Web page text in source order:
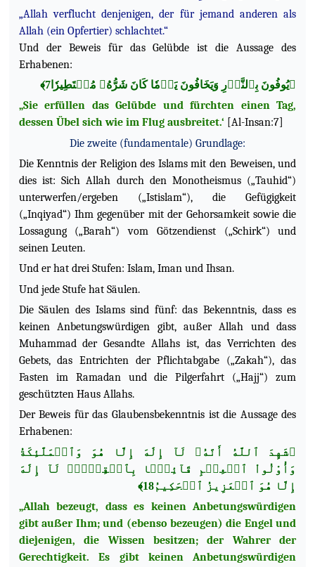
„Allah verflucht denjenigen, der für jemand anderen als
Allah (ein Opfertier) schlachtet.“
Und der Beweis für das Gelübde ist die Aussage des
Erhabenen:
﴿يُوفُونَ بِٱلنَّذۡرِ وَيَخَافُونَ يَوۡمٗا كَانَ شَرُّهُۥ مُسۡتَطِيرٗا7﴾
„Sie erfüllen das Gelübde und fürchten einen Tag,
dessen Übel sich wie im Flug ausbreitet.‘ [Al-Insan:7]
Die zweite (fundamentale) Grundlage:
Die Kenntnis der Religion des Islams mit den Beweisen, und
dies ist: Sich Allah durch den Monotheismus („Tauhid“)
unterwerfen/ergeben („Istislam“), die Gefügigkeit
(„Inqiyad“) Ihm gegenüber mit der Gehorsamkeit sowie die
Lossagung („Barah“) vom Götzendienst („Schirk“) und
seinen Leuten.
Und er hat drei Stufen: Islam, Iman und Ihsan.
Und jede Stufe hat Säulen.
Die Säulen des Islams sind fünf: das Bekenntnis, dass es
keinen Anbetungswürdigen gibt, außer Allah und dass
Muhammad der Gesandte Allahs ist, das Verrichten des
Gebets, das Entrichten der Pflichtabgabe („Zakah“), das
Fasten im Ramadan und die Pilgerfahrt („Hajj“) zum
geschützten Haus Allahs.
Der Beweis für das Glaubensbekenntnis ist die Aussage des
Erhabenen:
﴿شَهِدَ ٱللَّهُ أَنَّهُۥ لَآ إِلَٰهَ إِلَّا هُوَ وَٱلۡمَلَٰٓئِكَةُ
وَأُوْلُواْ ٱلۡعِلۡمِ قَآئِمَۢا بِٱلۡقِسۡطِۚ لَآ إِلَٰهَ
إِلَّا هُوَ ٱلۡعَزِيزُ ٱلۡحَكِيمُ18﴾
„Allah bezeugt, dass es keinen Anbetungswürdigen
gibt außer Ihm; und (ebenso bezeugen) die Engel und
diejenigen, die Wissen besitzen; der Wahrer der
Gerechtigkeit. Es gibt keinen Anbetungswürdigen